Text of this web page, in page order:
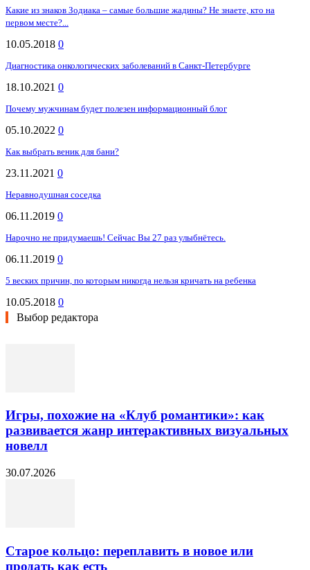
Какие из знаков Зодиака – самые большие жадины? Не знаете, кто на
первом месте?...
10.05.2018 0
Диагностика онкологических заболеваний в Санкт-Петербурге
18.10.2021 0
Почему мужчинам будет полезен информационный блог
05.10.2022 0
Как выбрать веник для бани?
23.11.2021 0
Неравнодушная соседка
06.11.2019 0
Нарочно не придумаешь! Сейчас Вы 27 раз улыбнётесь.
06.11.2019 0
5 веских причин, по которым никогда нельзя кричать на ребенка
10.05.2018 0
Выбор редактора
Игры, похожие на «Клуб романтики»: как
развивается жанр интерактивных визуальных
новелл
30.07.2026
Старое кольцо: переплавить в новое или
продать как есть